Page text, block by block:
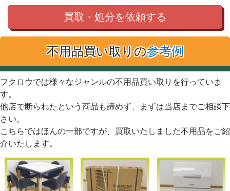
買取・処分を依頼する
不用品買い取りの参考例
フクロウでは様々なジャンルの不用品買い取りを行っていま
す。
他店で断られたという商品も諦めず、まずは当店までご相談下
さい。
こちらではほんの一部ですが、買取いたしました不用品をご紹
介いたします。